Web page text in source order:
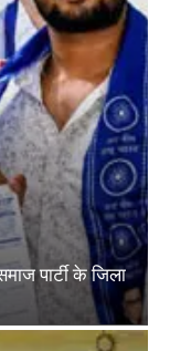
पार्टी के जिला